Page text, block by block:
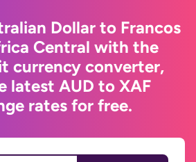
Dollar to Francos
Central with the
currency converter,
latest AUD to XAF
rates for free.